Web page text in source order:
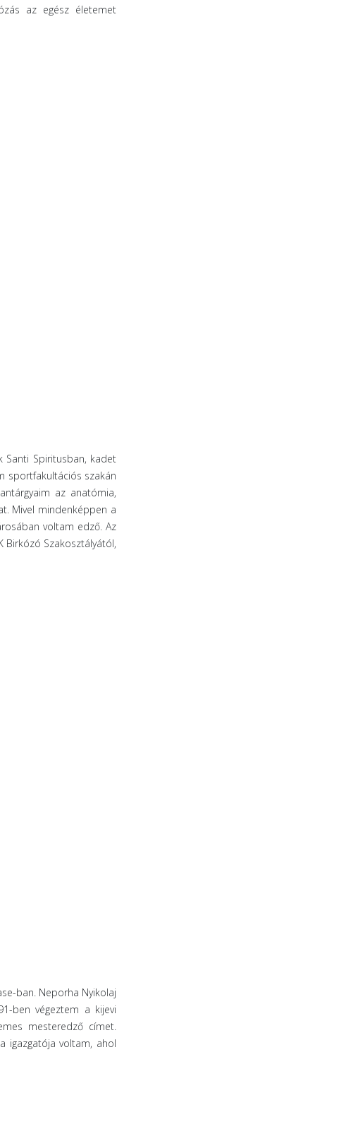
az egész életemet
Spiritusban, kadet
sportfakultációs szakán
az anatómia,
Mivel mindenképpen a
voltam edző. Az
Szakosztályától,
ban. Neporha Nyikolaj
ben végeztem a kijevi
mesteredző címet.
igazgatója voltam, ahol